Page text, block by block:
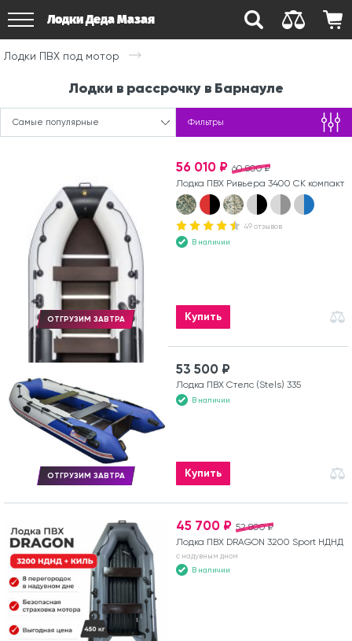
Лодки Деда Мазая
Лодки ПВХ под мотор
Лодки в рассрочку в Барнауле
Самые популярные Фильтры
ОТГРУЗИМ ЗАВТРА
60 800 ₽
56 010 ₽
Лодка ПВХ Ривьера 3400 СК компакт
49 отзывов
В наличии
Купить
ОТГРУЗИМ ЗАВТРА
53 500 ₽
Лодка ПВХ Стелс (Stels) 335
В наличии
Купить
52 800 ₽
45 700 ₽
Лодка ПВХ DRAGON 3200 Sport НДНД
с надувным дном
В наличии